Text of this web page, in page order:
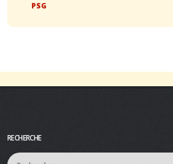
PSG
RECHERCHE